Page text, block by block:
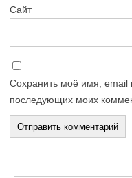
Сайт
Сохранить моё имя, email
последующих моих